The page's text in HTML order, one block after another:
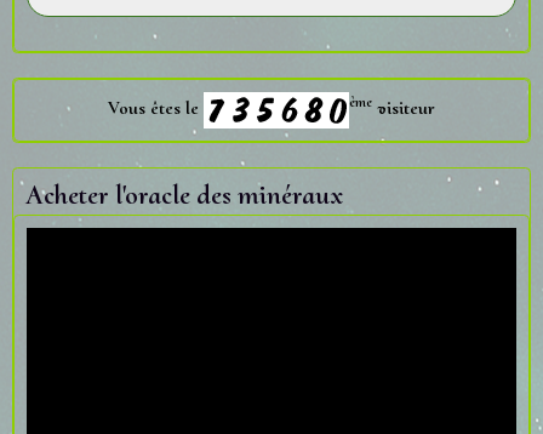
Vous êtes le ème visiteur
Acheter l'oracle des minéraux